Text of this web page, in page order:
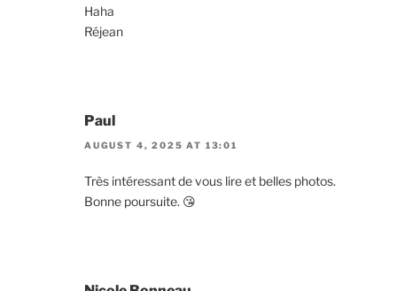
Haha
Réjean
Paul
AUGUST 4, 2025 AT 13:01
Très intéressant de vous lire et belles photos.
Bonne poursuite. 😘